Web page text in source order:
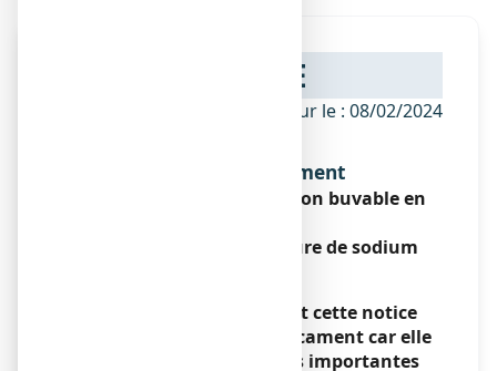
NOTICE
ANSM - Mis à jour le : 08/02/2024
Dénomination du médicament
ZYMADUO 150 UI, solution buvable en
Cholécalciférol – Fluorure de sodium
Veuillez lire attentivement cette notice
avant de prendre ce médicament car elle
contient des informations importantes